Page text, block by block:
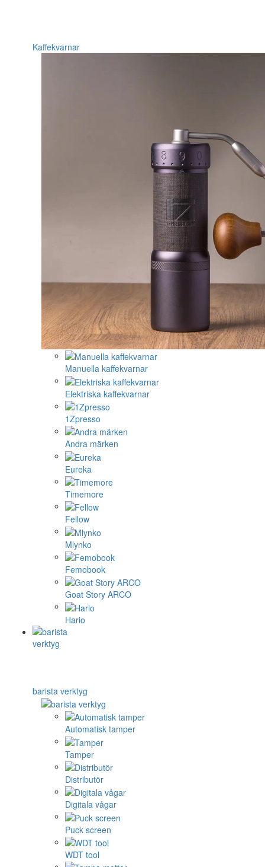
Kaffekvarnar
Manuella kaffekvarnar
Elektriska kaffekvarnar
1Zpresso
Andra märken
Eureka
Timemore
Fellow
Mlynko
Femobook
Goat Story ARCO
Hario
barista verktyg
Automatisk tamper
Tamper
Distributör
Digitala vågar
Puck screen
WDT tool